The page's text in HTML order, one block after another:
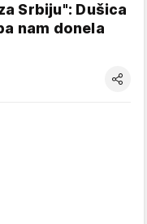
Srbiju": Dušica
nam donela